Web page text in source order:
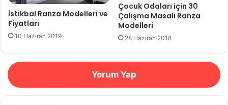
İstikbal Ranza Modelleri ve
Fiyatları
10 Haziran 2019
Çocuk Odaları için 30
Çalışma Masalı Ranza
Modelleri
28 Haziran 2018
Yorum Yap